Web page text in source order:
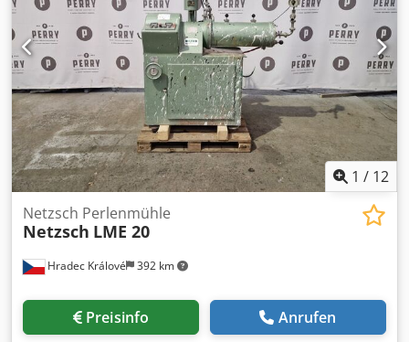
1 / 12
Hradec Králové 392 km
Netzsch Perlenmühle
Netzsch LME 20
Preisinfo Anrufen